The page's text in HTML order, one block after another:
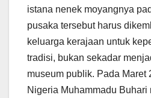
istana nenek moyangnya
pusaka tersebut harus
keluarga kerajaan untuk
tradisi, bukan sekadar
museum publik. Pada Maret
Nigeria Muhammadu